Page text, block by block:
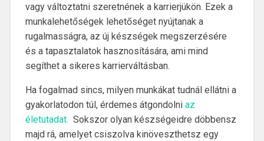
vagy változtatni szeretnének a karrierjükön. Ezek a
munkalehetőségek lehetőséget nyújtanak a
rugalmasságra, az új készségek megszerzésére
és a tapasztalatok hasznosítására, ami mind
segíthet a sikeres karrierváltásban.
Ha fogalmad sincs, milyen munkákat tudnál ellátni a
gyakorlatodon túl, érdemes átgondolni az
életutadat. Sokszor olyan készségeidre döbbensz
majd rá, amelyet csiszolva kinöveszthetsz egy